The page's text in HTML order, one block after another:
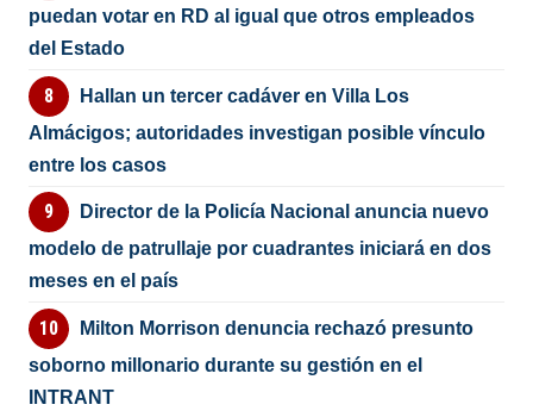
puedan votar en RD al igual que otros empleados
del Estado
Hallan un tercer cadáver en Villa Los
Almácigos; autoridades investigan posible vínculo
entre los casos
Director de la Policía Nacional anuncia nuevo
modelo de patrullaje por cuadrantes iniciará en dos
meses en el país
Milton Morrison denuncia rechazó presunto
soborno millonario durante su gestión en el
INTRANT